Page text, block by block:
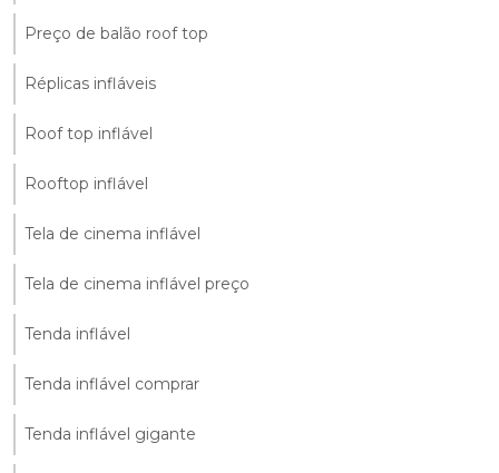
Preço de balão roof top
Réplicas infláveis
Roof top inflável
Rooftop inflável
Tela de cinema inflável
Tela de cinema inflável preço
Tenda inflável
Tenda inflável comprar
Tenda inflável gigante